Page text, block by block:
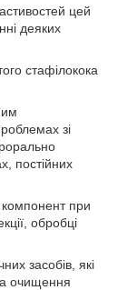
цей
деяких
стафілокока
зі
постійних
компонент при
обробці
засобів, які
очищення